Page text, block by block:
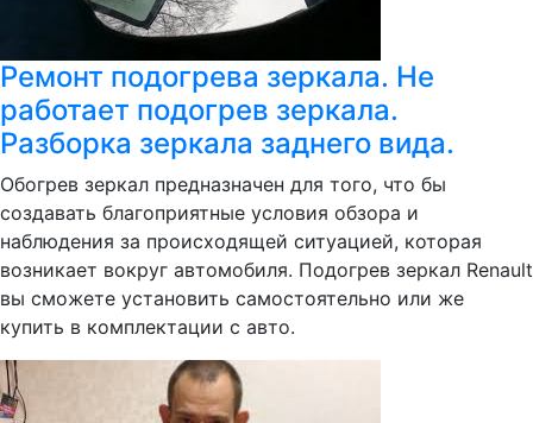
Ремонт подогрева зеркала. Не
работает подогрев зеркала.
Разборка зеркала заднего вида.
Обогрев зеркал предназначен для того, что бы
создавать благоприятные условия обзора и
наблюдения за происходящей ситуацией, которая
возникает вокруг автомобиля. Подогрев зеркал Renault
вы сможете установить самостоятельно или же
купить в комплектации с авто.